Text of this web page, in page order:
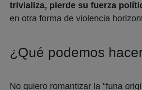
trivializa, pierde su fuerza
en otra forma de violencia
¿Qué podemos
No quiero romantizar la “funa